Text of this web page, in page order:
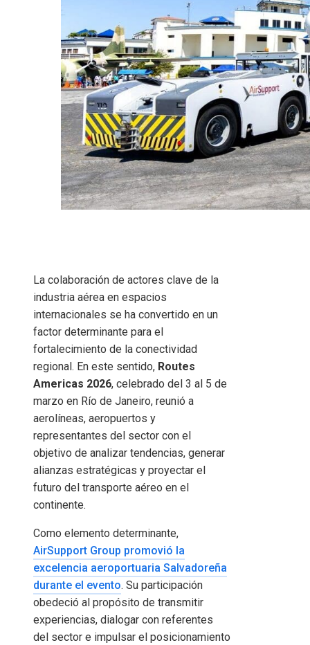
La colaboración de actores clave de la
industria aérea en espacios
internacionales se ha convertido en un
factor determinante para el
fortalecimiento de la conectividad
regional. En este sentido, Routes
Americas 2026, celebrado del 3 al 5 de
marzo en Río de Janeiro, reunió a
aerolíneas, aeropuertos y
representantes del sector con el
objetivo de analizar tendencias, generar
alianzas estratégicas y proyectar el
futuro del transporte aéreo en el
continente.
Como elemento determinante,
AirSupport Group promovió la
excelencia aeroportuaria Salvadoreña
durante el evento. Su participación
obedeció al propósito de transmitir
experiencias, dialogar con referentes
del sector e impulsar el posicionamiento